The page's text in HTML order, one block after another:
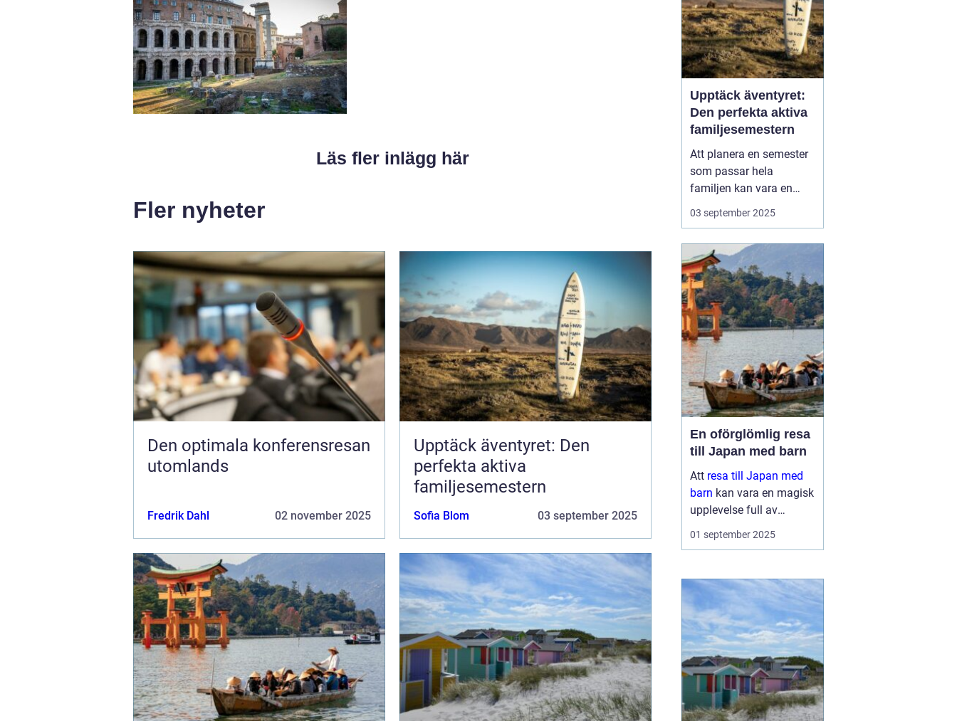
Läs fler inlägg här
Fler nyheter
Den optimala konferensresan
utomlands
Fredrik Dahl 02 november 2025
Upptäck äventyret: Den
perfekta aktiva
familjesemestern
Sofia Blom 03 september 2025
Upptäck äventyret:
Den perfekta aktiva
familjesemestern
Att planera en semester
som passar hela
familjen kan vara en
utmaning, men en
familjesemester
till vuxna. En semester
fylld med aktiviteter...
03 september 2025
En oförglömlig resa
till Japan med barn
Att resa till Japan med
barn kan vara en magisk
upplevelse full av
äventyr och upptäckter.
Landet bjuder på en unik
kultur och modern...
01 september 2025